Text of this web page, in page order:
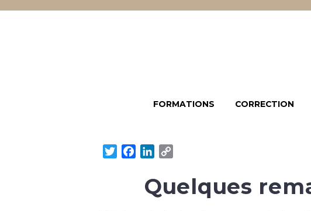
FORMATIONS CORRECTION
n
k
y
Quelques